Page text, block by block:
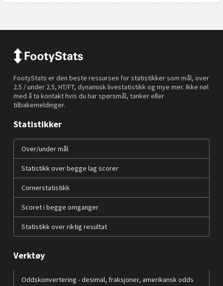
FootyStats er den beste ressursen for statistikker som mål, over
2.5 / under 2.5, HT/FT, dynamisk livestatistikk og mye mer. Ikke nøl
med å ta kontakt hvis du har spørsmål, tanker eller
tilbakemeldinger.
Statistikker
Over/under mål
Statistikk over begge lag scorer
Cornerstatistikk
Scoret i begge omganger
Statistikk over riktig resultat
Verktøy
Oddskonvertering - desimal, fraksjoner, amerikansk odds